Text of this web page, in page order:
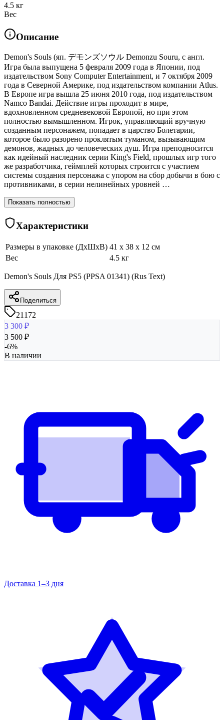
4.5 кг
Вес
Описание
Demon's Souls (яп. デモンズソウル Demonzu Souru, с англ.
Игра была выпущена 5 февраля 2009 года в Японии, под
издательством Sony Computer Entertainment, и 7 октября 2009
года в Северной Америке, под издательством компании Atlus.
В Европе игра вышла 25 июня 2010 года, под издательством
Namco Bandai. Действие игры проходит в мире,
вдохновленном средневековой Европой, но при этом
полностью вымышленном. Игрок, управляющий вручную
созданным персонажем, попадает в царство Болетарии,
которое было разорено про́клятым туманом, вызывающим
демонов, жадных до человеческих душ. Игра преподносится
как идейный наследник серии King's Field, прошлых игр того
же разработчика, геймплей которых строится с участием
системы создания персонажа с упором на сбор добычи в бою с
противниками, в серии нелинейных уровней …
Показать полностью
Характеристики
Размеры в упаковке (ДхШхВ) 41 x 38 x 12 см
Вес
4.5 кг
Demon's Souls Для PS5 (PPSA 01341) (Rus Text)
Поделиться
21172
3 300 ₽
3 500 ₽
-6%
В наличии
Доставка 1–3 дня